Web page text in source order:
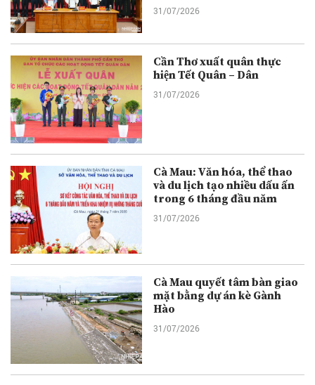
31/07/2026
Cần Thơ xuất quân thực
hiện Tết Quân – Dân
31/07/2026
Cà Mau: Văn hóa, thể thao
và du lịch tạo nhiều dấu ấn
trong 6 tháng đầu năm
31/07/2026
Cà Mau quyết tâm bàn giao
mặt bằng dự án kè Gành
Hào
31/07/2026